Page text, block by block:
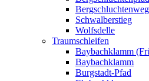
Schwalberstieg
Wolfsdelle
Traumschleifen
Baybachklamm
Baybachklamm
Burgstadt-Pfad